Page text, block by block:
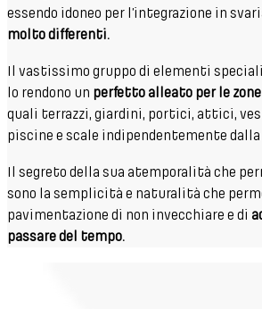
essendo idoneo per l’integrazione in
molto differenti.
Il vastissimo gruppo di elementi
lo rendono un perfetto alleato per le
quali terrazzi, giardini, portici, attici,
piscine e scale indipendentemente dalla
Il segreto della sua atemporalità che
sono la semplicità e naturalità che
pavimentazione di non invecchiare e di
passare del tempo.